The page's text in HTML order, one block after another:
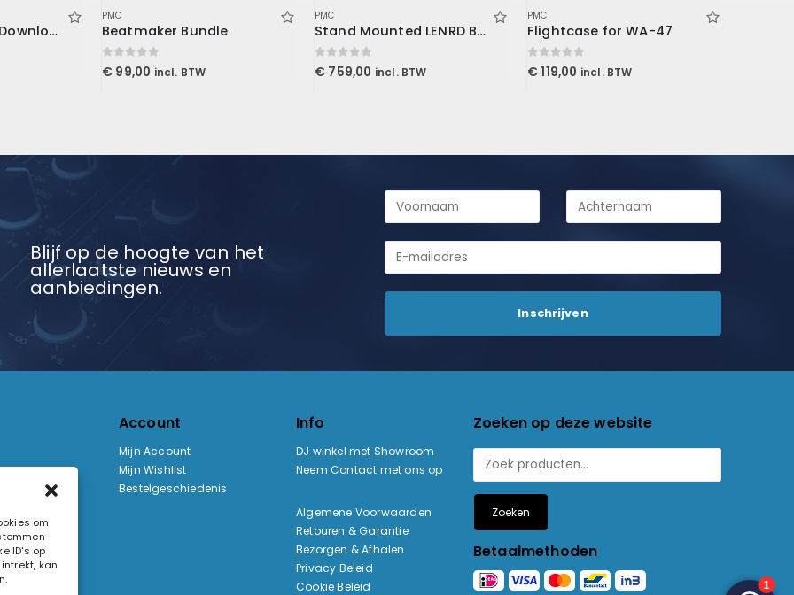
om
ID's op
kan
Master EQ 432 (Download)
PMC
Beatmaker Bundle
0out of 5
€ 99,00 incl. BTW
PMC
Stand Mounted LENRD Bass Trap, 4-Pack 30x30x121cm
0out of 5
€ 759,00 incl. BTW
PMC
Flightcase for WA-47
0out of 5
€ 119,00 incl. BTW
Blijf op de hoogte van het
allerlaatste nieuws en
aanbiedingen.
Account
Mijn Account
Mijn Wishlist
Bestelgeschiedenis
Info
DJ winkel met Showroom
Neem Contact met ons op
Algemene Voorwaarden
Retouren & Garantie
Bezorgen & Afhalen
Privacy Beleid
Cookie Beleid
Zoeken op deze website
Zoeken
Betaalmethoden